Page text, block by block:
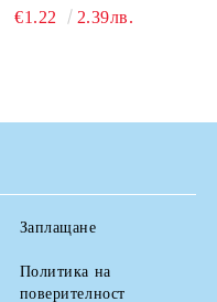
€1.22 2.39лв.
Заплащане
Политика на
поверителност